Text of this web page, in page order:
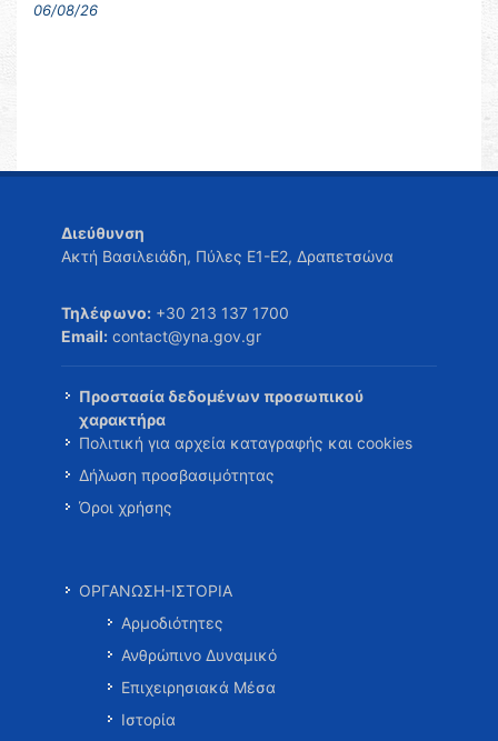
06/08/26
Διεύθυνση
Ακτή Βασιλειάδη, Πύλες Ε1-Ε2, Δραπετσώνα
Τηλέφωνο: +30 213 137 1700
Email: contact@yna.gov.gr
Προστασία δεδομένων προσωπικού
χαρακτήρα
Πολιτική για αρχεία καταγραφής και cookies
Δήλωση προσβασιμότητας
Όροι χρήσης
ΟΡΓΑΝΩΣΗ-ΙΣΤΟΡΙΑ
Αρμοδιότητες
Ανθρώπινο Δυναμικό
Επιχειρησιακά Μέσα
Ιστορία